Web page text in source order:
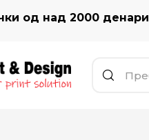
од над 2000 денари